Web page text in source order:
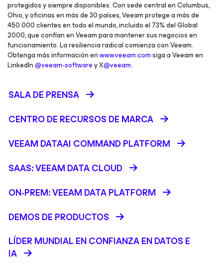
protegidos y siempre disponibles. Con sede central en Columbus,
Ohio, y oficinas en más de 30 países, Veeam protege a más de
450.000 clientes en todo el mundo, incluido el 73% del Global
2000, que confían en Veeam para mantener sus negocios en
funcionamiento. La resiliencia radical comienza con Veeam.
Obtenga más información enwww.veeam.comsiga a Veeam en
LinkedIn@veeam-softwarey X@veeam.
SALA DE PRENSA
CENTRO DE RECURSOS DE MARCA
VEEAM DATAAI COMMAND PLATFORM
SAAS: VEEAM DATA CLOUD
ON-PREM: VEEAM DATA PLATFORM
DEMOS DE PRODUCTOS
LÍDER MUNDIAL EN CONFIANZA EN DATOS E
IA